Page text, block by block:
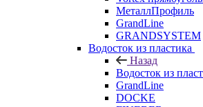
МеталлПрофиль
GrandLine
GRANDSYSTEM
Водосток из пластика
Назад
Водосток из
GrandLine
DOCKE